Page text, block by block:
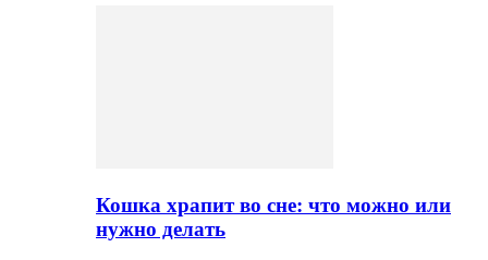
Кошка храпит во сне: что можно или
нужно делать